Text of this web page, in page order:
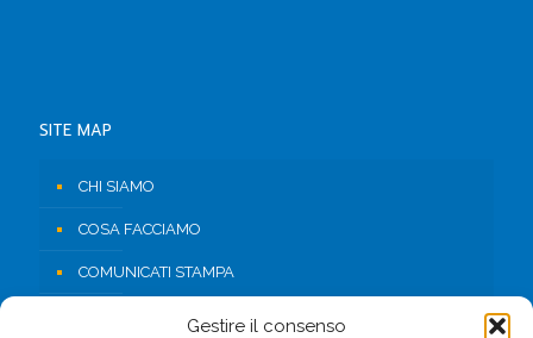
Gestire il consenso
SITE MAP
CHI SIAMO
COSA FACCIAMO
COMUNICATI STAMPA